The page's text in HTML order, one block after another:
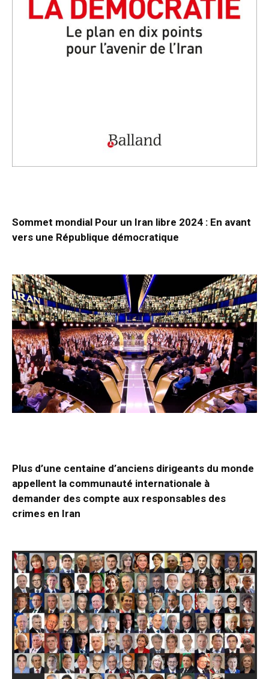
Sommet mondial Pour un Iran libre 2024 : En avant
vers une République démocratique
Plus d’une centaine d’anciens dirigeants du monde
appellent la communauté internationale à
demander des compte aux responsables des
crimes en Iran